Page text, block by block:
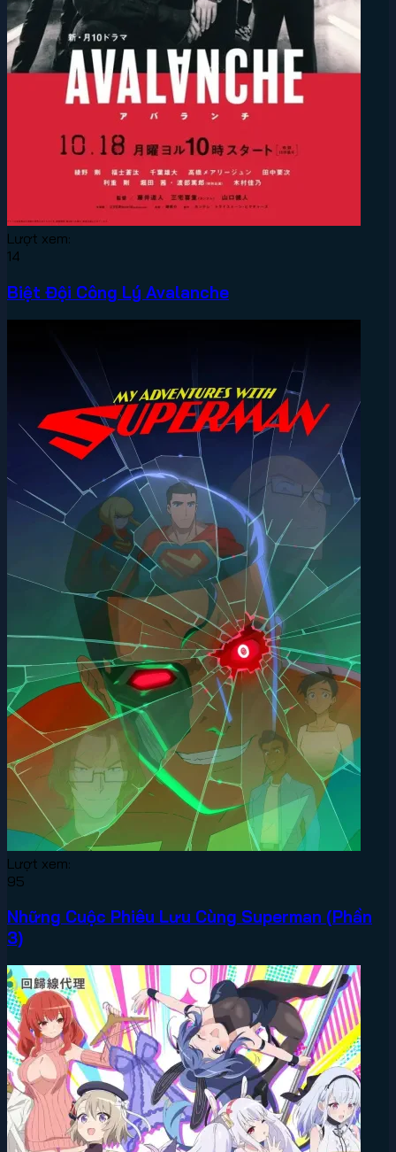
Lượt xem:
14
Biệt Đội Công Lý Avalanche
Lượt xem:
95
Những Cuộc Phiêu Lưu Cùng Superman (Phần
3)